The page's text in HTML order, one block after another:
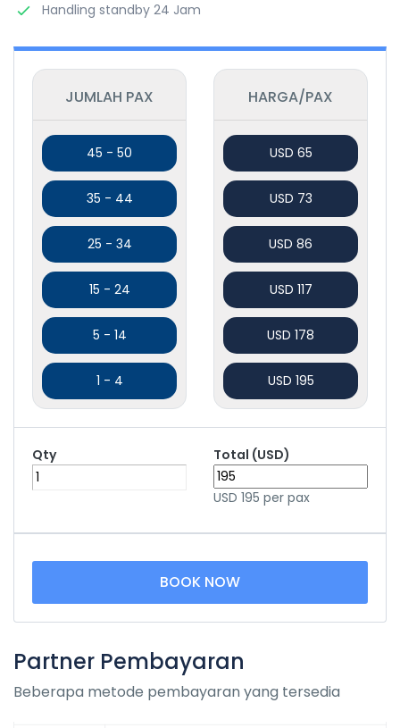
Handling standby 24 Jam
JUMLAH PAX
45 - 50
35 - 44
25 - 34
15 - 24
5 - 14
1 - 4
HARGA/PAX
USD 65
USD 73
USD 86
USD 117
USD 178
USD 195
Qty Total (USD)
USD 195 per pax
BOOK NOW
Partner Pembayaran
Beberapa metode pembayaran yang tersedia